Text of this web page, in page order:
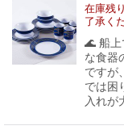
在庫残
了承く
🌊 船
な食器
ですが
では困
入れ